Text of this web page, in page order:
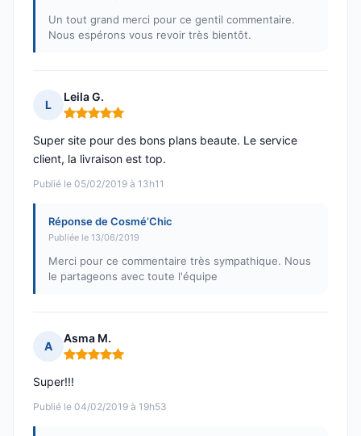
Un tout grand merci pour ce gentil commentaire.
Nous espérons vous revoir très bientôt.
L
Leila G.
Note : 5 sur 5
Publié le 05/02/2019 à 13h11
Super site pour des bons plans beaute. Le service
client, la livraison est top.
Réponse de Cosmé’Chic
Publiée le 13/06/2019
Merci pour ce commentaire très sympathique. Nous
le partageons avec toute l'équipe
A
Asma M.
Note : 5 sur 5
Publié le 04/02/2019 à 19h53
Super!!!